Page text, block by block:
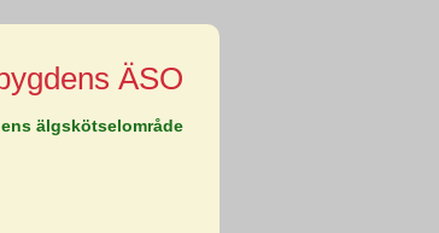
ÄSO
älgskötselområde